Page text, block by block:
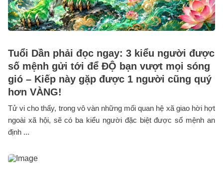
Tuổi Dần phải đọc ngay: 3 kiểu người được
số mệnh gửi tới để ĐỘ bạn vượt mọi sóng
gió – Kiếp này gặp được 1 người cũng quý
hơn VÀNG!
Tử vi cho thấy, trong vô vàn những mối quan hệ xã giao hời hợt
ngoài xã hội, sẽ có ba kiểu người đặc biệt được số mệnh an
định ...